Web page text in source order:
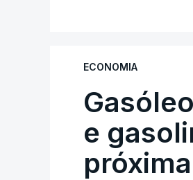
ECONOMIA
e